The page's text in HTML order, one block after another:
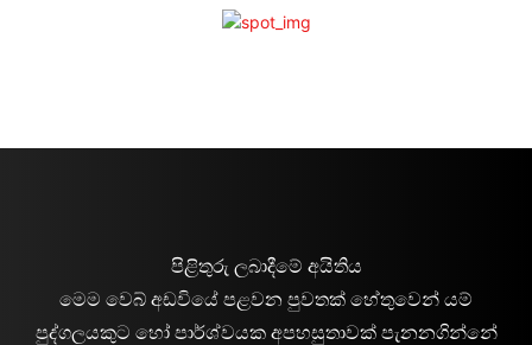
පිළිතුරු ලබාදීමේ අයිතිය
මෙම වෙබ් අඩවියේ පළවන පුවතක් හේතුවෙන් යම්
පුද්ගලයකුට හෝ පාර්ශ්වයක අපහසුතාවක් පැනනගින්නේ